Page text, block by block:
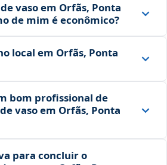
vaso em Orfãs, Ponta
de mim é econômico?
local em Orfãs, Ponta
bom profissional de
vaso em Orfãs, Ponta
para concluir o